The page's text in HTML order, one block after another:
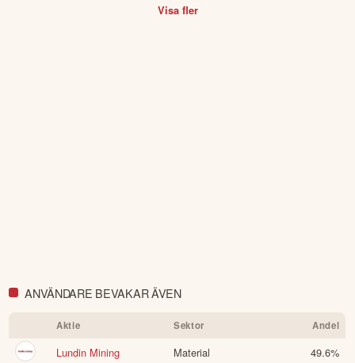
Visa fler
ANVÄNDARE BEVAKAR ÄVEN
Aktie Sektor Andel
Lundin Mining Material 49.6%